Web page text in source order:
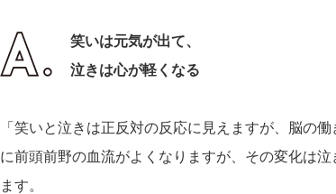
笑いは元気が出て、
泣きは心が軽くなる
「笑いと泣きは正反対の反応に見えますが、脳の
に前頭前野の血流がよくなりますが、その変化は
ます。